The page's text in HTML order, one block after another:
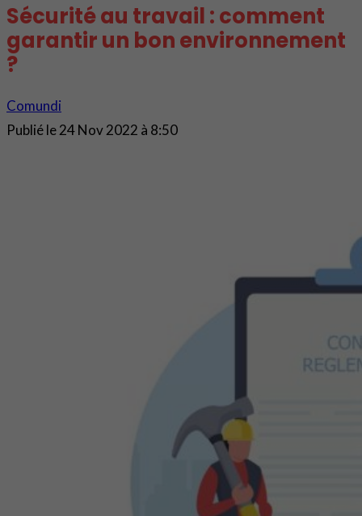
Sécurité au travail : comment
garantir un bon environnement
?
Comundi
Publié le24 Nov 2022 à 8:50